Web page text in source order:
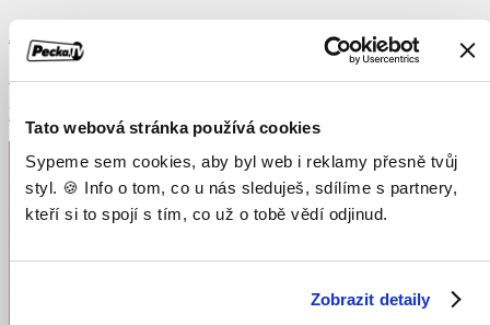
Tato webová stránka používá cookies
Sypeme sem cookies, aby byl web i reklamy přesně tvůj
styl. 🍪 Info o tom, co u nás sleduješ, sdílíme s partnery,
kteří si to spojí s tím, co už o tobě vědí odjinud.
Zobrazit detaily
Alexander Veliký
2004, Velká Británie, USA, Německo, Francie, 167 min
Dokumenty / Historické dokumenty